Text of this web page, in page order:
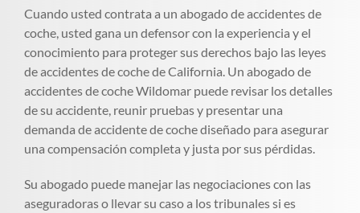
Cuando usted contrata a un abogado de accidentes de
coche, usted gana un defensor con la experiencia y el
conocimiento para proteger sus derechos bajo las leyes
de accidentes de coche de California. Un abogado de
accidentes de coche Wildomar puede revisar los detalles
de su accidente, reunir pruebas y presentar una
demanda de accidente de coche diseñado para asegurar
una compensación completa y justa por sus pérdidas.
Su abogado puede manejar las negociaciones con las
aseguradoras o llevar su caso a los tribunales si es